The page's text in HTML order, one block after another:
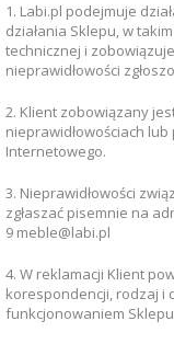
1. Labi.pl podejmuje
działania Sklepu, w
technicznej i
nieprawidłowości
2. Klient zobowiązany
nieprawidłowościach
Internetowego.
3. Nieprawidłowości
zgłaszać pisemnie na
9 meble@labi.pl
4. W reklamacji Klient
korespondencji, rodzaj i
funkcjonowaniem